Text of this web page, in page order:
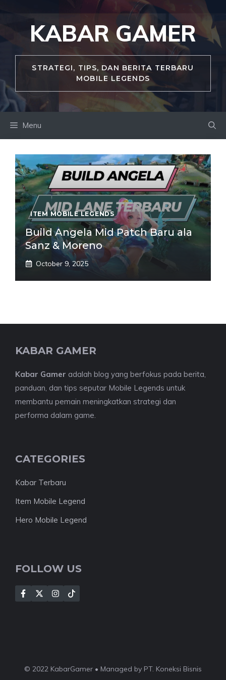
content
KABAR GAMER
STRATEGI, TIPS, DAN BERITA TERBARU
MOBILE LEGENDS
Menu
ITEM MOBILE LEGENDS
Build Angela Mid Patch Baru ala
Sanz & Moreno
October 9, 2025
KABAR GAMER
Kabar Gamer adalah blog yang berfokus pada berita,
panduan, dan tips seputar Mobile Legends untuk
membantu pemain meningkatkan strategi dan
performa dalam game.
CATEGORIES
Kabar Terbaru
Item Mobile Legend
Hero Mobile Legend
FOLLOW US
© 2022 KabarGamer • Managed by PT. Koneksi Bisnis